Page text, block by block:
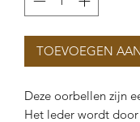
TOEVOEGEN
Deze oorbellen zijn
Het leder wordt door